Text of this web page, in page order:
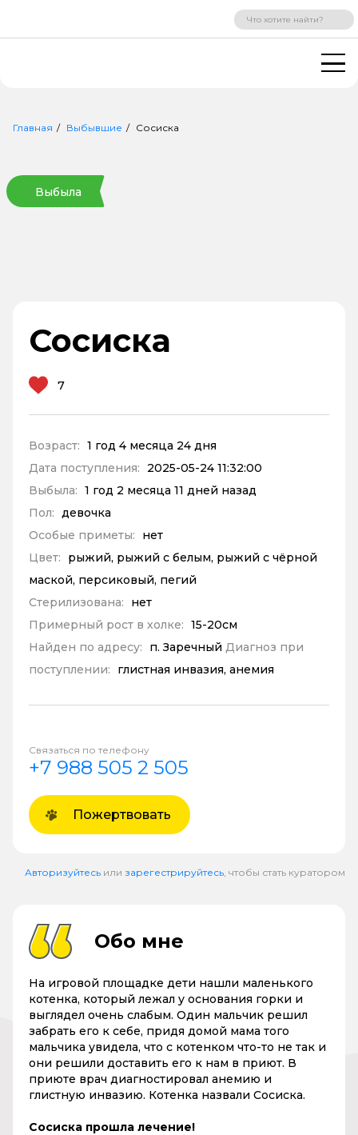
ВХОД РЕГИСТРАЦИЯ
Главная Выбывшие Сосиска
Выбыла
Сосиска
7
Возраст: 1 год 4 месяца 24 дня
Дата поступления:
2025-05-24 11:32:00
Выбыла: 1 год 2 месяца 11 дней назад
Пол: девочка
Особые приметы:
нет
Цвет:
рыжий, рыжий с белым, рыжий с чёрной
маской, персиковый, пегий
Стерилизована:
нет
Примерный рост в холке: 15-20см
Найден по адресу:
п. Заречный Диагноз при
поступлении:
глистная инвазия, анемия
Связаться по телефону
+7 988 505 2 505
Пожертвовать
Авторизуйтесь или зарегестрируйтесь , чтобы стать куратором
Обо мне
На игровой площадке дети нашли маленького
котенка, который лежал у основания горки и
выглядел очень слабым. Один мальчик решил
забрать его к себе, придя домой мама того
мальчика увидела, что с котенком что-то не так и
они решили доставить его к нам в приют. В
приюте врач диагностировал анемию и
глистную инвазию. Котенка назвали Сосиска.
Сосиска прошла лечение!